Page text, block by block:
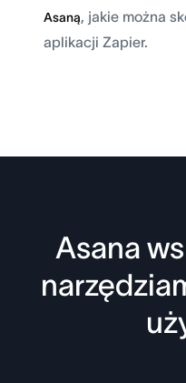
Asaną, jakie można
aplikacji Zapier.
Asana